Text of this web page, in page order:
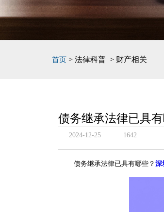
首页 > 法律科普 > 财产相关
债务继承法律已具
2024-12-25 1642
债务继承法律已具有哪些？ 深